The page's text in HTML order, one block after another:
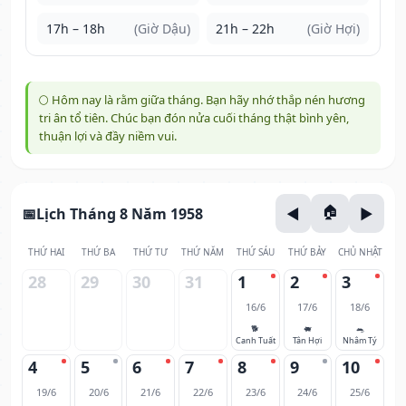
17h – 18h (Giờ Dậu) 21h – 22h (Giờ Hợi)
🌕 Hôm nay là rằm giữa tháng. Bạn hãy nhớ thắp nén hương
tri ân tổ tiên. Chúc bạn đón nửa cuối tháng thật bình yên,
thuận lợi và đầy niềm vui.
Lịch Tháng 8 Năm 1958
THỨ HAI THỨ BA THỨ TƯ THỨ NĂM THỨ SÁU THỨ BẢY CHỦ NHẬT
28 29 30 31 1
16/6
🐕
Canh Tuất
2
17/6
🐖
Tân Hợi
3
18/6
🐀
Nhâm Tý
4
19/6
5
20/6
6
21/6
7
22/6
8
23/6
9
24/6
10
25/6